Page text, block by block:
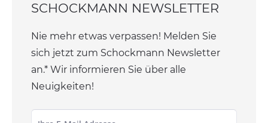
SCHOCKMANN NEWSLETTER
Nie mehr etwas verpassen! Melden Sie
sich jetzt zum Schockmann Newsletter
an.* Wir informieren Sie über alle
Neuigkeiten!